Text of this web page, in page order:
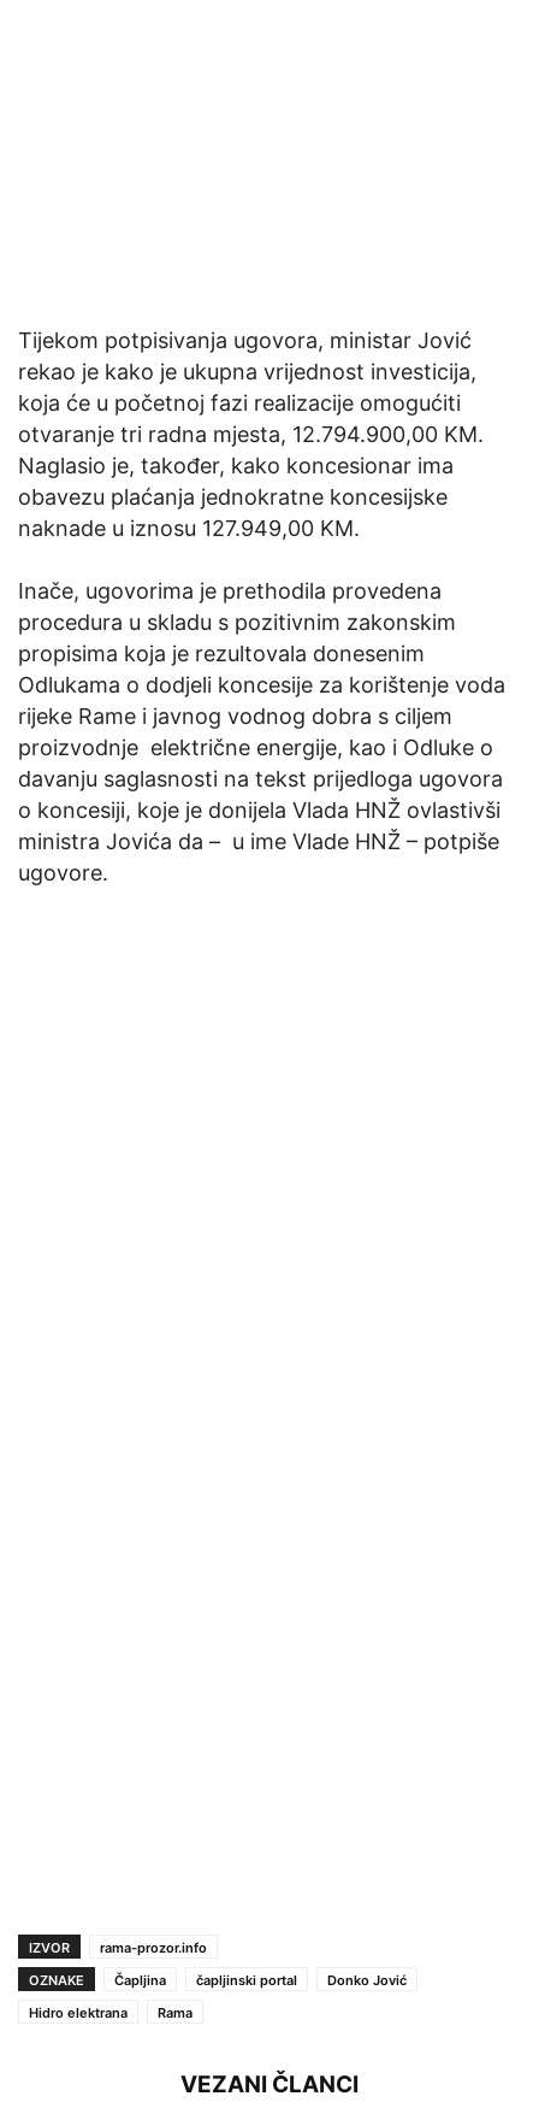
Tijekom potpisivanja ugovora, ministar Jović
rekao je kako je ukupna vrijednost investicija,
koja će u početnoj fazi realizacije omogućiti
otvaranje tri radna mjesta, 12.794.900,00 KM.
Naglasio je, također, kako koncesionar ima
obavezu plaćanja jednokratne koncesijske
naknade u iznosu 127.949,00 KM.
Inače, ugovorima je prethodila provedena
procedura u skladu s pozitivnim zakonskim
propisima koja je rezultovala donesenim
Odlukama o dodjeli koncesije za korištenje voda
rijeke Rame i javnog vodnog dobra s ciljem
proizvodnje električne energije, kao i Odluke o
davanju saglasnosti na tekst prijedloga ugovora
o koncesiji, koje je donijela Vlada HNŽ ovlastivši
ministra Jovića da – u ime Vlade HNŽ – potpiše
ugovore.
IZVOR
rama-prozor.info
OZNAKE
Čapljina čapljinski portal
Donko Jović
Hidro elektrana
Rama
VEZANI ČLANCI